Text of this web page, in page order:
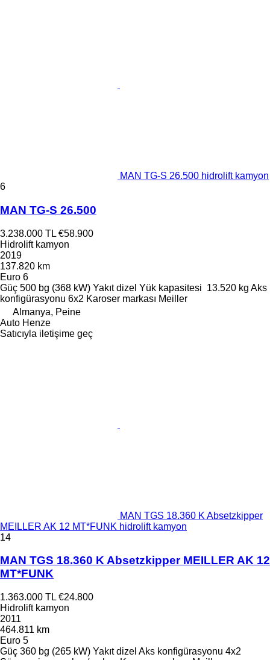
MAN TG-S 26.500 hidrolift kamyon
6
MAN TG-S 26.500
3.238.000 TL €58.900
Hidrolift kamyon
2019
137.820 km
Euro 6
Güç 500 bg (368 kW) Yakıt dizel Yük kapasitesi 13.520 kg Aks
konfigürasyonu 6x2 Karoser markası Meiller
Almanya, Peine
Auto Henze
Satıcıyla iletişime geç
MAN TGS 18.360 K Absetzkipper
MEILLER AK 12 MT*FUNK hidrolift kamyon
14
MAN TGS 18.360 K Absetzkipper MEILLER AK 12
MT*FUNK
1.363.000 TL €24.800
Hidrolift kamyon
2011
464.811 km
Euro 5
Güç 360 bg (265 kW) Yakıt dizel Aks konfigürasyonu 4x2